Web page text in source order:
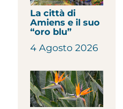
La città di
Amiens e il suo
“oro blu”
4 Agosto 2026